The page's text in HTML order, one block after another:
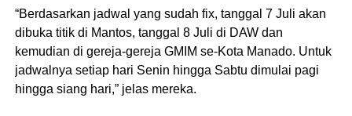
“Berdasarkan jadwal yang sudah fix, tanggal 7 Juli akan
dibuka titik di Mantos, tanggal 8 Juli di DAW dan
kemudian di gereja-gereja GMIM se-Kota Manado. Untuk
jadwalnya setiap hari Senin hingga Sabtu dimulai pagi
hingga siang hari,” jelas mereka.